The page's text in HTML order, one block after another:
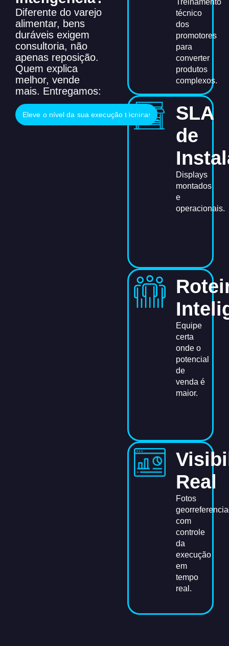
Diferente do varejo
alimentar, bens
duráveis exigem
consultoria, não
apenas reposição.
Quem explica
melhor, vende
mais. Entregamos:
Eleve o nível da sua execução técnica!
Treinamento
técnico
dos
promotores
para
converter
produtos
complexos.
SLA
de
Displays
montados
e
operacionais.
Equipe
certa
onde o
potencial
de
venda é
maior.
Real
Fotos
com
controle
da
execução
em
tempo
real.